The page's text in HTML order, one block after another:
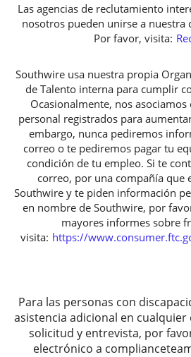
Las agencias de reclutamiento
nosotros pueden unirse a nuestra
Por favor, visita:
Southwire usa nuestra propia
de Talento interna para cumplir
Ocasionalmente, nos
personal registrados para
embargo, nunca pediremos
correo o te pediremos pagar tu
condición de tu empleo. Si te
correo, por una compañía que
Southwire y te piden información
en nombre de Southwire, por
mayores informes sobre
visita: https://
Para las personas con
asistencia adicional en
solicitud y entrevista, por
electrónico a